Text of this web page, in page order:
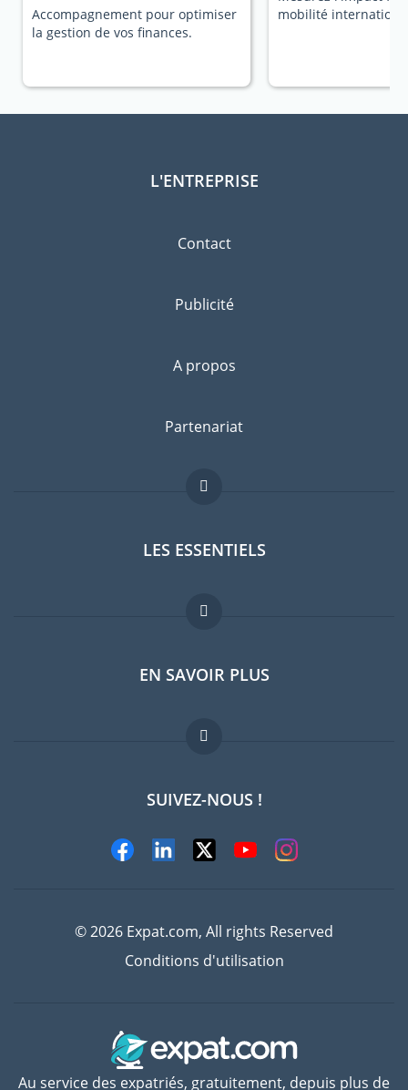
Accompagnement pour optimiser
la gestion de vos finances.
mobilité
L'ENTREPRISE
Contact
Publicité
A propos
Partenariat
LES ESSENTIELS
Forum expatriés
Guides pays
Offres d'emploi
EN SAVOIR PLUS
FAQ
Experts
SUIVEZ-NOUS !
© 2026 Expat.com, All rights Reserved
Conditions d'utilisation
Au service des expatriés, gratuitement, depuis plus de